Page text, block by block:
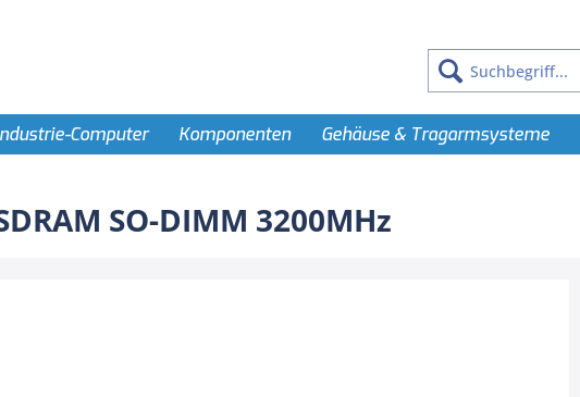
Computer Komponenten Gehäuse & Tragarmsysteme
SO-DIMM 3200MHz